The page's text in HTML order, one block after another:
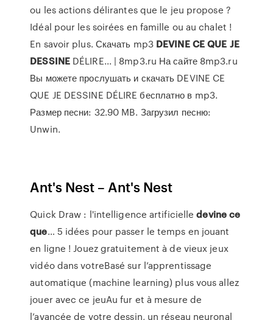
ou les actions délirantes que le jeu propose ?
Idéal pour les soirées en famille ou au chalet !
En savoir plus. Скачать mp3 DEVINE CEQUE JE
DESSINEDÉLIRE... | 8mp3.ru На сайте 8mp3.ru
Вы можете прослушать и скачать DEVINE CE
QUE JE DESSINE DÉLIRE бесплатно в mp3.
Размер песни: 32.90 MB. Загрузил песню:
Unwin.
Ant's Nest – Ant's Nest
Quick Draw : l'intelligence artificielledevinece
que… 5 idées pour passer le temps en jouant
en ligne ! Jouez gratuitement à de vieux jeux
vidéo dans votreBasé sur l’apprentissage
automatique (machine learning) plus vous allez
jouer avec ce jeuAu fur et à mesure de
l’avancée de votre dessin, un réseau neuronal